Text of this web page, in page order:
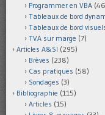
Programmer en VBA
Tableaux de bord
Tableaux de bord
TVA sur marge (7)
Articles A&SI (295)
Brèves (238)
Cas pratiques (58)
Sondages (3)
Bibliographie (115)
Articles (15)